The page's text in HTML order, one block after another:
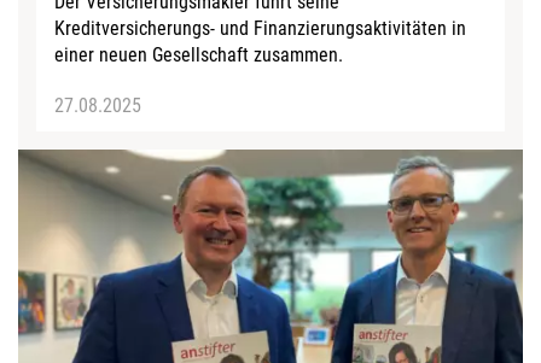
Kreditversicherungs- und Finanzierungsaktivitäten in
einer neuen Gesellschaft zusammen.
27.08.2025